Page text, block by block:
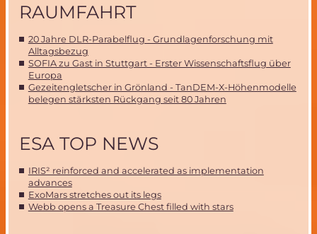
RAUMFAHRT
20 Jahre DLR-Parabelflug - Grundlagenforschung mit
Alltagsbezug
SOFIA zu Gast in Stuttgart - Erster Wissenschaftsflug über
Europa
Gezeitengletscher in Grönland - TanDEM-X-Höhenmodelle
belegen stärksten Rückgang seit 80 Jahren
ESA TOP NEWS
IRIS² reinforced and accelerated as implementation
advances
ExoMars stretches out its legs
Webb opens a Treasure Chest filled with stars